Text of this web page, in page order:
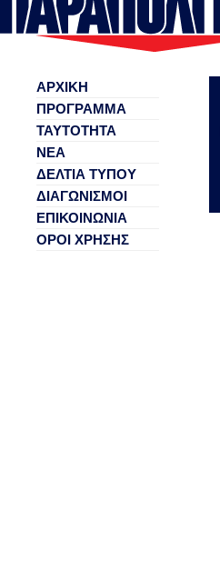
ΑΡΧΙΚΗ
ΠΡΟΓΡΑΜΜΑ
ΤΑΥΤΟΤΗΤΑ
ΝΕΑ
ΔΕΛΤΙΑ ΤΥΠΟΥ
ΔΙΑΓΩΝΙΣΜΟΙ
ΕΠΙΚΟΙΝΩΝΙΑ
ΟΡΟΙ ΧΡΗΣΗΣ